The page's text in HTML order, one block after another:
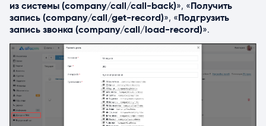
из системы (company/call/call-back)», «Получить
запись (company/call/get-record)», «Подгрузить
запись звонка (company/call/load-record)».